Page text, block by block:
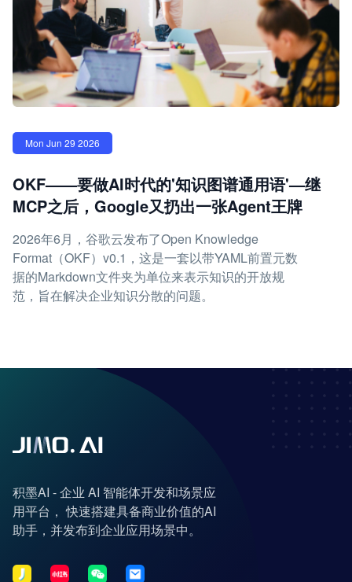
Mon Jun 29 2026
OKF——要做AI时代的'知识图谱通用语'—继
MCP之后，Google又扔出一张Agent王牌
2026年6月，谷歌云发布了Open Knowledge
Format（OKF）v0.1，这是一套以带YAML前置元数
据的Markdown文件夹为单位来表示知识的开放规
范，旨在解决企业知识分散的问题。
积墨AI - 企业 AI 智能体开发和场景应
用平台， 快速搭建具备商业价值的AI
助手，并发布到企业应用场景中。